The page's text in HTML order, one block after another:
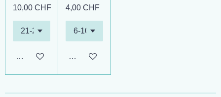
10,00 CHF
Ajouter au panier
4,00 CHF
Ajouter au panier